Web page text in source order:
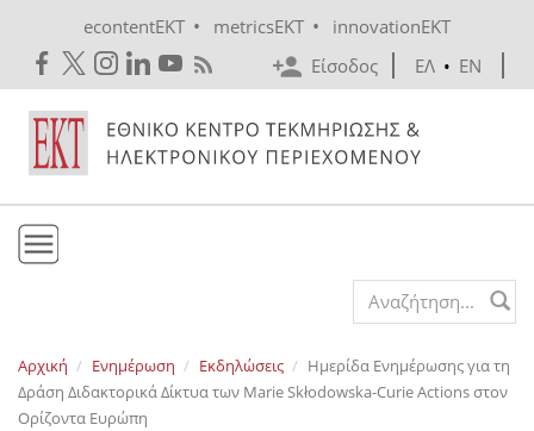
econtentEKT • metricsEKT •
innovationEKT
Είσοδος
ΕΛ • EN
Εκδόσεις
Ενημέρωση
Search form
Αρχική Ενημέρωση Εκδηλώσεις
Ημερίδα Ενημέρωσης για τη
Δράση Διδακτορικά Δίκτυα των Marie Skłodowska-Curie Actions στον
Ορίζοντα Ευρώπη